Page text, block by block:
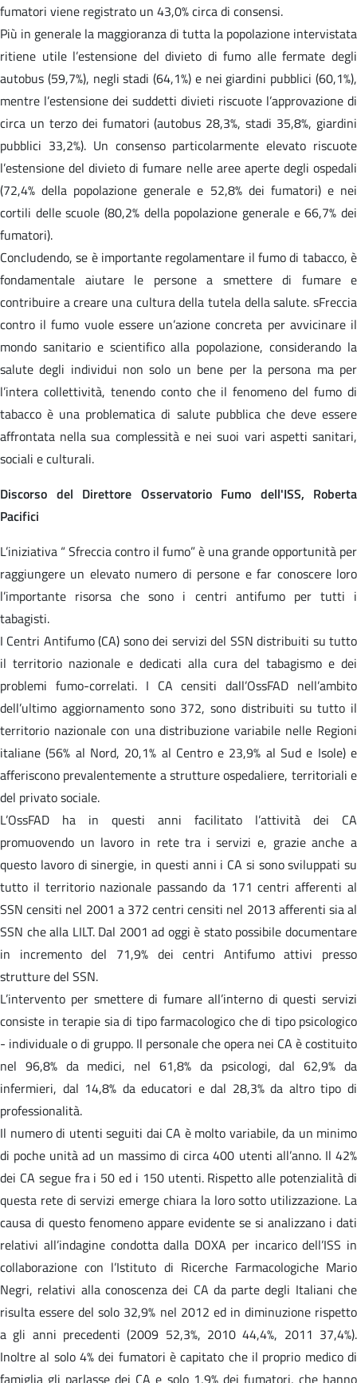
fumatori viene registrato un 43,0% circa di consensi.
Più in generale la maggioranza di tutta la popolazione intervistata
ritiene utile l’estensione del divieto di fumo alle fermate degli
autobus (59,7%), negli stadi (64,1%) e nei giardini pubblici (60,1%),
mentre l’estensione dei suddetti divieti riscuote l’approvazione di
circa un terzo dei fumatori (autobus 28,3%, stadi 35,8%, giardini
pubblici 33,2%). Un consenso particolarmente elevato riscuote
l’estensione del divieto di fumare nelle aree aperte degli ospedali
(72,4% della popolazione generale e 52,8% dei fumatori) e nei
cortili delle scuole (80,2% della popolazione generale e 66,7% dei
fumatori).
Concludendo, se è importante regolamentare il fumo di tabacco, è
fondamentale aiutare le persone a smettere di fumare e
contribuire a creare una cultura della tutela della salute. sFreccia
contro il fumo vuole essere un’azione concreta per avvicinare il
mondo sanitario e scientifico alla popolazione, considerando la
salute degli individui non solo un bene per la persona ma per
l’intera collettività, tenendo conto che il fenomeno del fumo di
tabacco è una problematica di salute pubblica che deve essere
affrontata nella sua complessità e nei suoi vari aspetti sanitari,
sociali e culturali.
Discorso del Direttore Osservatorio Fumo dell'ISS, Roberta
Pacifici
L’iniziativa “ Sfreccia contro il fumo” è una grande opportunità per
raggiungere un elevato numero di persone e far conoscere loro
l’importante risorsa che sono i centri antifumo per tutti i
tabagisti.
I Centri Antifumo (CA) sono dei servizi del SSN distribuiti su tutto
il territorio nazionale e dedicati alla cura del tabagismo e dei
problemi fumo-correlati. I CA censiti dall’OssFAD nell’ambito
dell’ultimo aggiornamento sono 372, sono distribuiti su tutto il
territorio nazionale con una distribuzione variabile nelle Regioni
italiane (56% al Nord, 20,1% al Centro e 23,9% al Sud e Isole) e
afferiscono prevalentemente a strutture ospedaliere, territoriali e
del privato sociale.
L’OssFAD ha in questi anni facilitato l’attività dei CA
promuovendo un lavoro in rete tra i servizi e, grazie anche a
questo lavoro di sinergie, in questi anni i CA si sono sviluppati su
tutto il territorio nazionale passando da 171 centri afferenti al
SSN censiti nel 2001 a 372 centri censiti nel 2013 afferenti sia al
SSN che alla LILT. Dal 2001 ad oggi è stato possibile documentare
in incremento del 71,9% dei centri Antifumo attivi presso
strutture del SSN.
L’intervento per smettere di fumare all’interno di questi servizi
consiste in terapie sia di tipo farmacologico che di tipo psicologico
- individuale o di gruppo. Il personale che opera nei CA è costituito
nel 96,8% da medici, nel 61,8% da psicologi, dal 62,9% da
infermieri, dal 14,8% da educatori e dal 28,3% da altro tipo di
professionalità.
Il numero di utenti seguiti dai CA è molto variabile, da un minimo
di poche unità ad un massimo di circa 400 utenti all’anno. Il 42%
dei CA segue fra i 50 ed i 150 utenti. Rispetto alle potenzialità di
questa rete di servizi emerge chiara la loro sotto utilizzazione. La
causa di questo fenomeno appare evidente se si analizzano i dati
relativi all’indagine condotta dalla DOXA per incarico dell’ISS in
collaborazione con l’Istituto di Ricerche Farmacologiche Mario
Negri, relativi alla conoscenza dei CA da parte degli Italiani che
risulta essere del solo 32,9% nel 2012 ed in diminuzione rispetto
a gli anni precedenti (2009 52,3%, 2010 44,4%, 2011 37,4%).
Inoltre al solo 4% dei fumatori è capitato che il proprio medico di
famiglia gli parlasse dei CA e solo 1,9% dei fumatori, che hanno